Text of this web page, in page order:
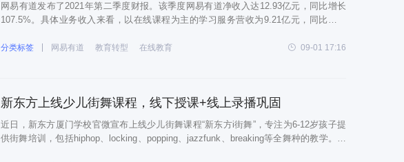
网易有道发布了2021年第二季度财报。该季度网易有道净收入达12.93亿元，同比增长
107.5%。具体业务收入来看，以在线课程为主的学习服务营收为9.21亿元，同比增长
有道已经在素质教育和成人教育等多条业务线上
分类标签 网易有道 教育转型 在线教育 09-01 17:16
新东方上线少儿街舞课程，线下授课+线上录播巩固
近日，新东方厦门学校官微宣布上线少儿街舞课程“新东方i街舞”，专注为6-12岁孩子提
供街舞培训，包括hiphop、locking、popping、jazzfunk、breaking等全舞种的教学。据